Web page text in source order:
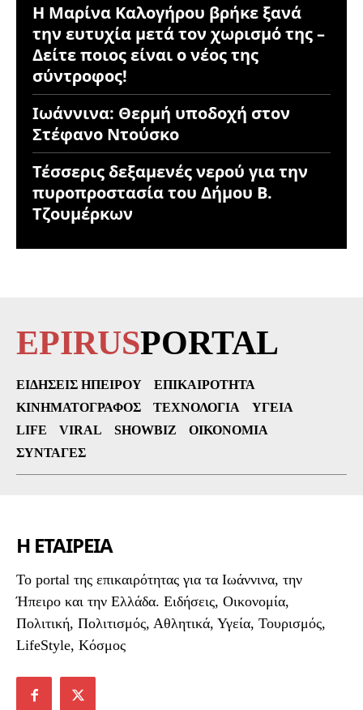
Η Μαρίνα Καλογήρου βρήκε ξανά
την ευτυχία μετά τον χωρισμό της –
Δείτε ποιος είναι ο νέος της
σύντροφος!
Ιωάννινα: Θερμή υποδοχή στον
Στέφανο Ντούσκο
Τέσσερις δεξαμενές νερού για την
πυροπροστασία του Δήμου Β.
Τζουμέρκων
EPIRUSPORTAL
ΕΙΔΉΣΕΙΣ ΗΠΕΊΡΟΥ
ΕΠΙΚΑΙΡΌΤΗΤΑ
ΚΙΝΗΜΑΤΟΓΡΆΦΟΣ
ΤΕΧΝΟΛΟΓΊΑ
ΥΓΕΊΑ
LIFE
VIRAL SHOWBIZ
ΟΙΚΟΝΟΜΊΑ
ΣΥΝΤΑΓΈΣ
Η ΕΤΑΙΡΕΙΑ
To portal της επικαιρότητας για τα Ιωάννινα, την
Ήπειρο και την Ελλάδα. Ειδήσεις, Οικονομία,
Πολιτική, Πολιτισμός, Αθλητικά, Υγεία, Τουρισμός,
LifeStyle, Κόσμος